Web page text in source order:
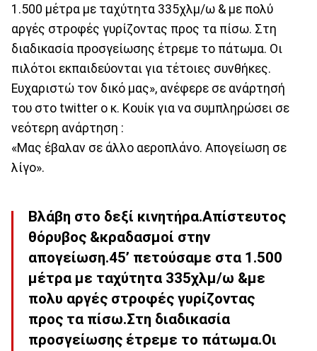
1.500 μέτρα με ταχύτητα 335χλμ/ω & με πολύ
αργές στροφές γυρίζοντας προς τα πίσω. Στη
διαδικασία προσγείωσης έτρεμε το πάτωμα. Οι
πιλότοι εκπαιδεύονται για τέτοιες συνθήκες.
Ευχαριστώ τον δικό μας», ανέφερε σε ανάρτησή
του στο twitter ο κ. Κουίκ για να συμπληρώσει σε
νεότερη ανάρτηση :
«Μας έβαλαν σε άλλο αεροπλάνο. Απογείωση σε
λίγο».
Βλάβη στο δεξί κινητήρα.Απίστευτος
θόρυβος &κραδασμοί στην
απογείωση.45’ πετούσαμε στα 1.500
μέτρα με ταχύτητα 335χλμ/ω &με
πολυ αργές στροφές γυρίζοντας
προς τα πίσω.Στη διαδικασία
προσγείωσης έτρεμε το πάτωμα.Οι